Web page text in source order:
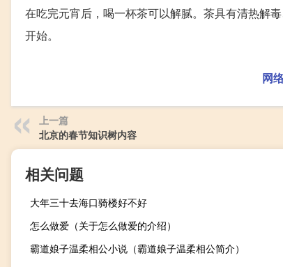
在吃完元宵后，喝一杯茶可以解腻。茶具有清热解
开始。
网
上一篇
北京的春节知识树内容
相关问题
大年三十去海口骑楼好不好
怎么做爱（关于怎么做爱的介绍）
霸道娘子温柔相公小说（霸道娘子温柔相公简介）